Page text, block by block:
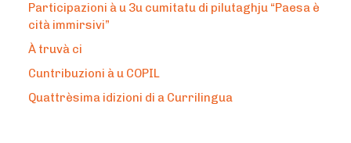
Participazioni à u 3u cumitatu di pilutaghju “Paesa è
cità immirsivi”
À truvà ci
Cuntribuzioni à u COPIL
Quattrèsima idizioni di a Currilingua